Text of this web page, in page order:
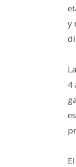
y
4